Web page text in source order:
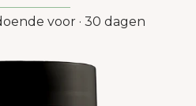
voor · 30 dagen